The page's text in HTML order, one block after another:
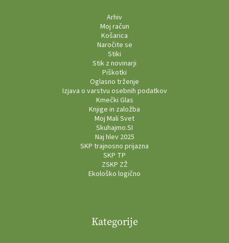
Arhiv
Moj račun
Košarica
Naročite se
Stiki
Stik z novinarji
Piškotki
Oglasno trženje
Izjava o varstvu osebnih podatkov
Kmečki Glas
Knjige in založba
Moj Mali Svet
Skuhajmo.SI
Naj hlev 2025
SKP trajnosno prijazna
SKP TP
ZSKP ZŽ
Ekološko logično
Kategorije